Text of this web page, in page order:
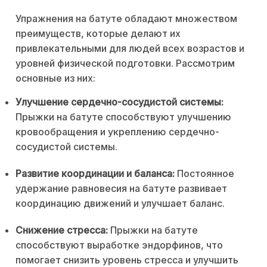
Упражнения на батуте обладают множеством
преимуществ, которые делают их
привлекательными для людей всех возрастов и
уровней физической подготовки. Рассмотрим
основные из них:
Улучшение сердечно-сосудистой системы:
Прыжки на батуте способствуют улучшению
кровообращения и укреплению сердечно-
сосудистой системы.
Развитие координации и баланса: Постоянное
удержание равновесия на батуте развивает
координацию движений и улучшает баланс.
Снижение стресса: Прыжки на батуте
способствуют выработке эндорфинов, что
помогает снизить уровень стресса и улучшить